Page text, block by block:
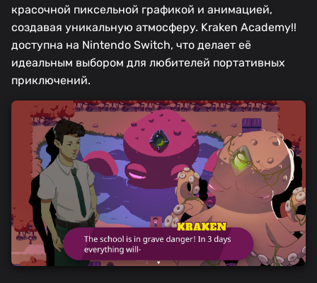
красочной пиксельной графикой и анимацией,
создавая уникальную атмосферу. Kraken Academy!!
доступна на Nintendo Switch, что делает её
идеальным выбором для любителей портативных
приключений.